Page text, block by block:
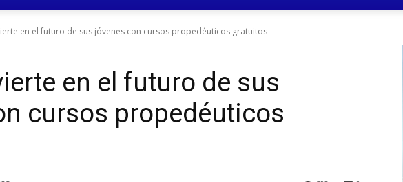
en el futuro de sus jóvenes con cursos propedéuticos gratuitos
en el futuro de sus
cursos propedéuticos